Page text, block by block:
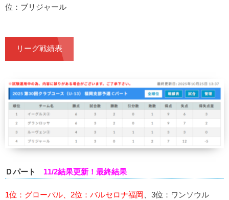
位：ブリジャール
リーグ戦績表
Ｄパート 11/2結果更新！最終結果
1位：グローバル、2位：バルセロナ福岡 、3位：ワンソウル